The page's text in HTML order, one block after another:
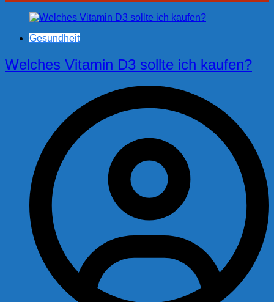
Gesundheit
Welches Vitamin D3 sollte ich kaufen?